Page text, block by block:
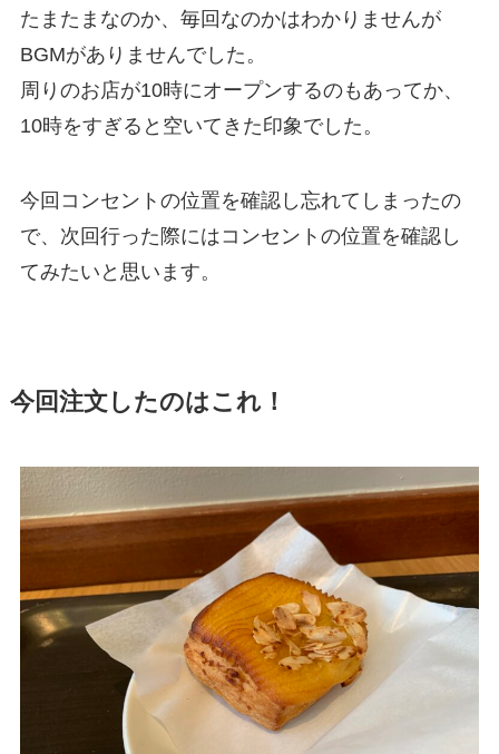
たまたまなのか、毎回なのかはわかりませんが
BGMがありませんでした。
周りのお店が10時にオープンするのもあってか、
10時をすぎると空いてきた印象でした。
今回コンセントの位置を確認し忘れてしまったの
で、次回行った際にはコンセントの位置を確認し
てみたいと思います。
今回注文したのはこれ！